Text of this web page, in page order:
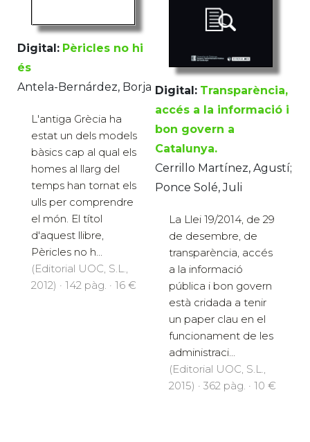
Digital: Pèricles no hi
és
Antela-Bernárdez, Borja
L'antiga Grècia ha
estat un dels models
bàsics cap al qual els
homes al llarg del
temps han tornat els
ulls per comprendre
el món. El títol
d'aquest llibre,
Pèricles no h...
(Editorial UOC, S.L.,
2012) · 142 pàg. · 16 €
Digital: Transparència,
accés a la informació i
bon govern a
Catalunya.
Cerrillo Martínez, Agustí;
Ponce Solé, Juli
La Llei 19/2014, de 29
de desembre, de
transparència, accés
a la informació
pública i bon govern
està cridada a tenir
un paper clau en el
funcionament de les
administraci...
(Editorial UOC, S.L.,
2015) · 362 pàg. · 10 €